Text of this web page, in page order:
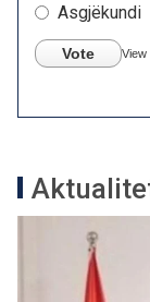
Asgjëkundi
Vote View